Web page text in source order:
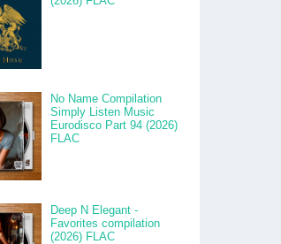
No Name Compilation
Simply Listen Music
Eurodisco Part 94 (2026)
FLAC
Deep N Elegant -
Favorites compilation
(2026) FLAC